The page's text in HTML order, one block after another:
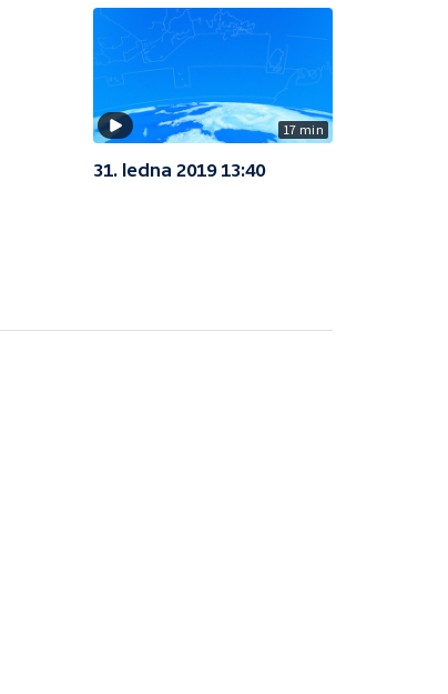
17 min
31. ledna 2019 13:40